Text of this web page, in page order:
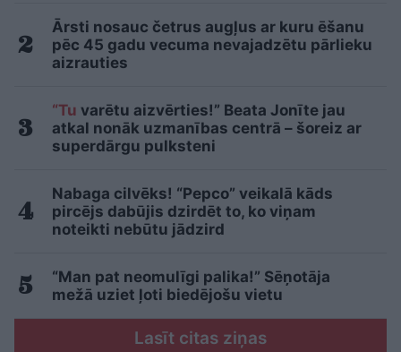
Ārsti nosauc četrus augļus ar kuru ēšanu
pēc 45 gadu vecuma nevajadzētu pārlieku
aizrauties
“Tu varētu aizvērties!” Beata Jonīte jau
atkal nonāk uzmanības centrā – šoreiz ar
superdārgu pulksteni
Nabaga cilvēks! “Pepco” veikalā kāds
pircējs dabūjis dzirdēt to, ko viņam
noteikti nebūtu jādzird
“Man pat neomulīgi palika!” Sēņotāja
mežā uziet ļoti biedējošu vietu
Lasīt citas ziņas